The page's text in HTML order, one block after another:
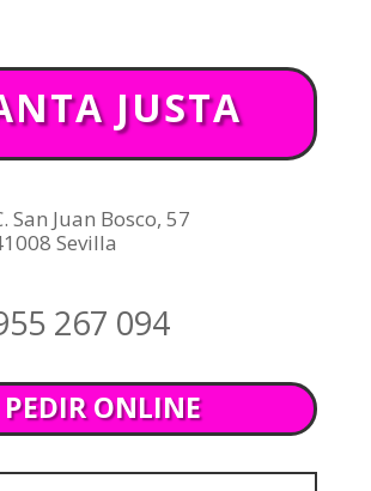
JUSTA
San Juan Bosco, 57
Sevilla
267 094
PEDIR ONLINE